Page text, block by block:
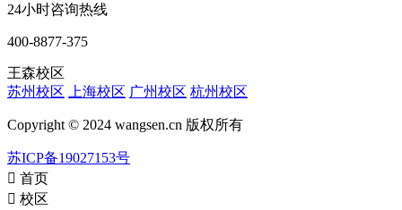
24小时咨询热线
400-8877-375
王森校区
苏州校区
上海校区 广州校区 杭州校区
Copyright © 2024 wangsen.cn 版权所有
苏ICP备19027153号
 首页
 校区